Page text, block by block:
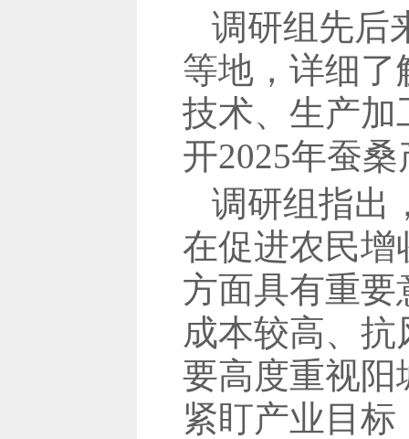
调研组先后
等地，详细
技术、生产加
开2025年蚕
调研组指出
在促进农民增
方面具有重
成本较高、
要高度重视阳
紧盯产业目